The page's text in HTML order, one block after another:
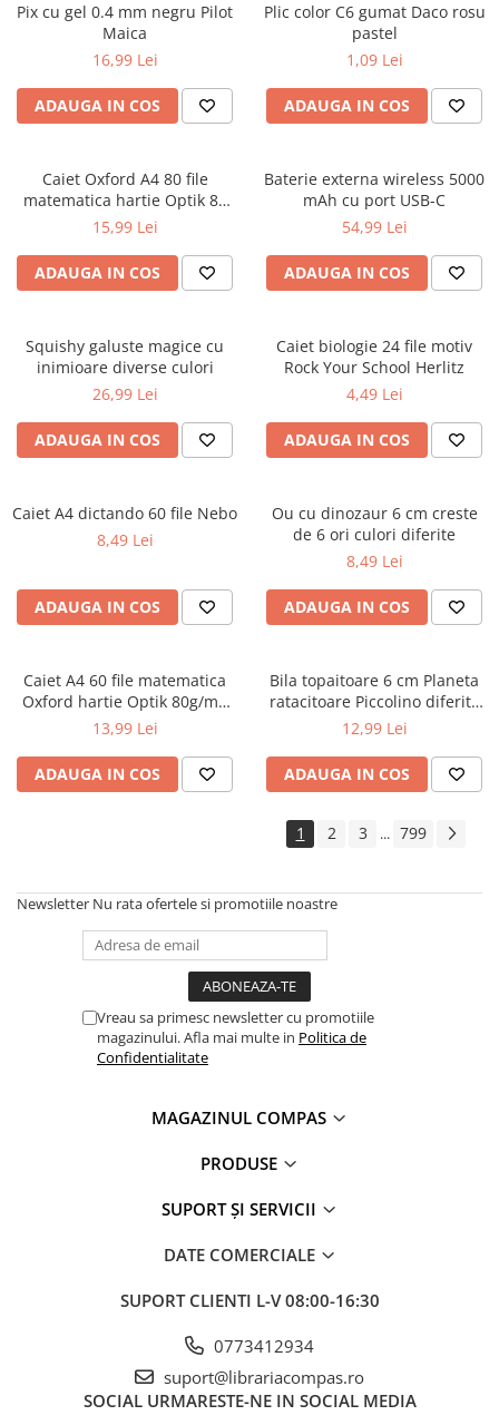
Rucsacuri școlare și casual
Ghiozdane pentru grădinită
Penare
Penare neechipate
Penare tip etui
Acuarele și pensule școlare
Acuarele școlare și Tempera
Pensule școlare
Cărți
Cărți pentru copii
Cărți ilustrate și interactive
Materiale educaționale
Hobby și activități pentru copii
Educație și carte școlară
Culegeri și materiale auxiliare
Caiete de vacanță
Bibliografie școlară
Bibliografie didactică
Dicționare și gramatici
Romane și literatură
Clasici români și universali
Thriller și mister
Young adult
Dezvoltare personală și non-
Psihologie și dezvoltare personală
Parenting și educație
Sănătate și stil de viață
Pix cu gel 0.4 mm negru Pilot
Maica
16,99 Lei
ADAUGA IN COS
Plic color C6 gumat Daco rosu
pastel
1,09 Lei
ADAUGA IN COS
Caiet Oxford A4 80 file
matematica hartie Optik 80
g/mp motiv Teenager
15,99 Lei
ADAUGA IN COS
Baterie externa wireless 5000
mAh cu port USB-C
54,99 Lei
ADAUGA IN COS
Squishy galuste magice cu
inimioare diverse culori
26,99 Lei
ADAUGA IN COS
Caiet biologie 24 file motiv
Rock Your School Herlitz
4,49 Lei
ADAUGA IN COS
Caiet A4 dictando 60 file Nebo
8,49 Lei
ADAUGA IN COS
Ou cu dinozaur 6 cm creste
de 6 ori culori diferite
8,49 Lei
ADAUGA IN COS
Caiet A4 60 file matematica
Oxford hartie Optik 80g/mp
motiv Touch Pastel
13,99 Lei
ADAUGA IN COS
Bila topaitoare 6 cm Planeta
ratacitoare Piccolino diferite
modele
12,99 Lei
ADAUGA IN COS
1 2 3 ... 799
Newsletter Nu rata ofertele si promotiile noastre
Vreau sa primesc newsletter cu promotiile
magazinului. Afla mai multe in Politica de
Confidentialitate
MAGAZINUL COMPAS
PRODUSE
SUPORT ȘI SERVICII
DATE COMERCIALE
SUPORT CLIENTI L-V 08:00-16:30
0773412934
suport@librariacompas.ro
SOCIAL URMARESTE-NE IN SOCIAL MEDIA